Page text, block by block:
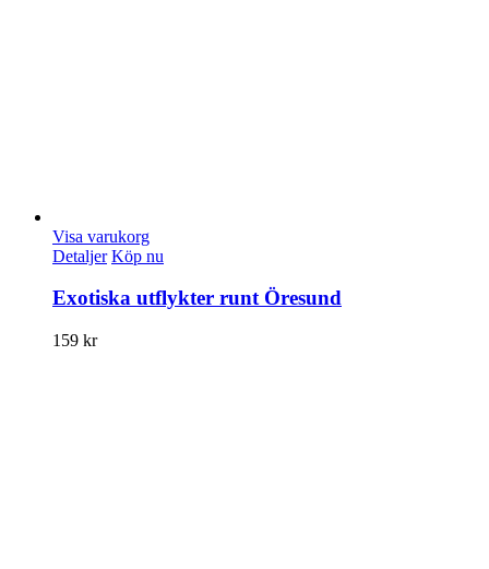
Visa varukorg
Detaljer Köp nu
Exotiska utflykter runt Öresund
159 kr